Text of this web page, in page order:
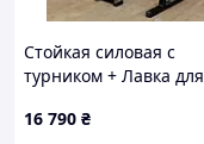
Стойкая силовая с
турником + Лавка для
16 790 ₴